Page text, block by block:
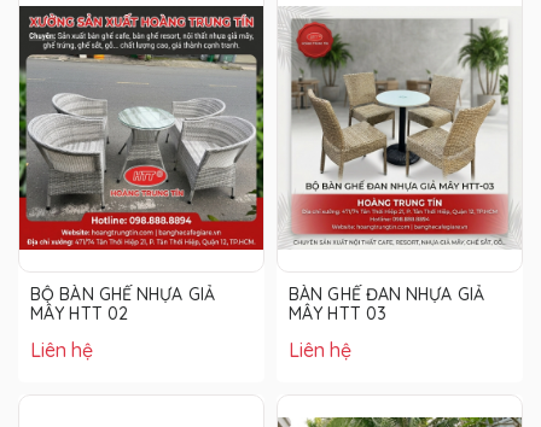
BỘ BÀN GHẾ NHỰA GIẢ
MÂY HTT 02
Liên hệ
BÀN GHẾ ĐAN NHỰA GIẢ
MÂY HTT 03
Liên hệ